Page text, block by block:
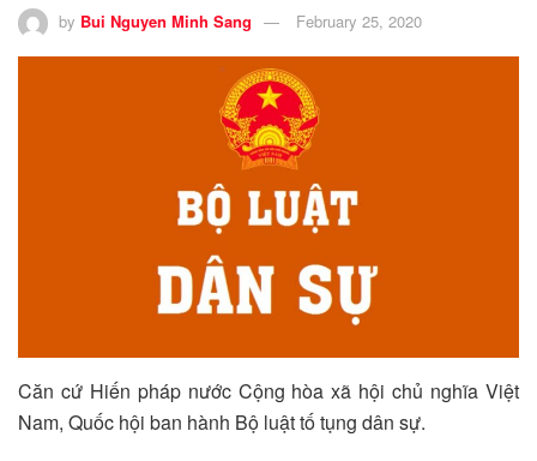
by Bui Nguyen Minh Sang February 25, 2020
Căn cứ Hiến pháp nước Cộng hòa xã hội chủ nghĩa Việt
Nam, Quốc hội ban hành Bộ luật tố tụng dân sự.